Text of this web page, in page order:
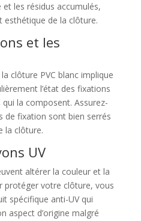
et les résidus accumulés,
esthétique de la clôture.
et les
clôture PVC blanc implique
l’état des fixations
la composent. Assurez-
de fixation sont bien serrés
la clôture.
UV
altérer la couleur et la
protéger votre clôture, vous
spécifique anti-UV qui
aspect d’origine malgré